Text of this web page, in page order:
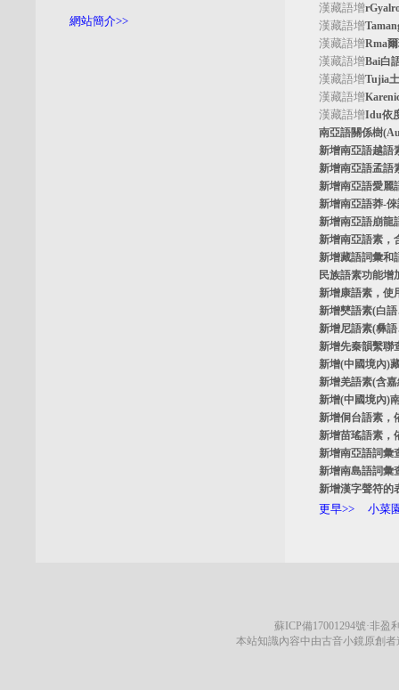
網站簡介>>
漢藏語增
漢藏語增
漢藏語增Rma
漢藏語增Bai白
漢藏語增Tujia
漢藏語增
漢藏語增Idu依
南亞語關係樹
新增南亞語越語
新增南亞語孟語
新增南亞語愛麗
新增南亞語莽-倈
新增南亞語崩龍
新增南亞語素，
新增藏語詞彙和
民族語素功能
新增康語素，使
新增僰語素(白
新增尼語素(彝
新增先秦韻繫聯
新增(中國境內)
新增羌語素(含
新增(中國境內)
新增侗台語素，
新增苗瑤語素，
新增南亞語詞彙
新增南島語詞彙
新增漢字聲符的
更早>> 小菜
蘇ICP備17001294號·非盈
本站知識內容中由古音小鏡原創